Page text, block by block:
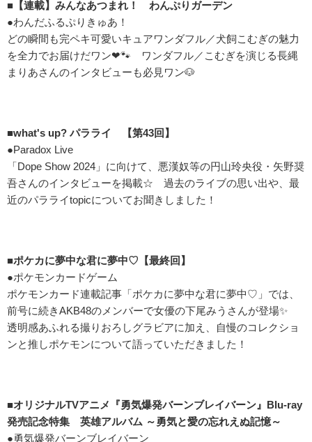
■【連載】みんなあつまれ！ わんぷりガーデン
●わんだふるぷりきゅあ！
どの瞬間も完ペキ可愛いキュアワンダフル／犬飼こむぎの魅力
を全力でお届けだワン❤🐾 ワンダフル／こむぎを演じる長縄
まりあさんのインタビューも必見ワン🐶
■what's up? パラライ 【第43回】
●Paradox Live
「Dope Show 2024」に向けて、悪漢奴等の円山玲央役・矢野奨
吾さんのインタビューを掲載☆ 過去のライブの思い出や、最
近のパラライtopicについてお聞きしました！
■ポケカに夢中な君に夢中♡【最終回】
●ポケモンカードゲーム
ポケモンカード連載記事「ポケカに夢中な君に夢中♡」では、
前号に続きAKB48のメンバーで女優の下尾みうさんが登場✨
透明感あふれる撮りおろしグラビアに加え、自慢のコレクショ
ンと推しポケモンについて語っていただきました！
■オリジナルTVアニメ『勇気爆発バーンブレイバーン』Blu-ray
発売記念特集 英雄アルバム ～勇気と愛の忘れえぬ記憶～
●勇気爆発バーンブレイバーン